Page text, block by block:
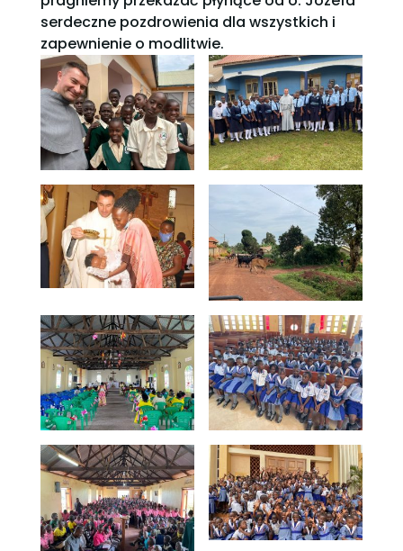
serdeczne pozdrowienia dla wszystkich i
zapewnienie o modlitwie.